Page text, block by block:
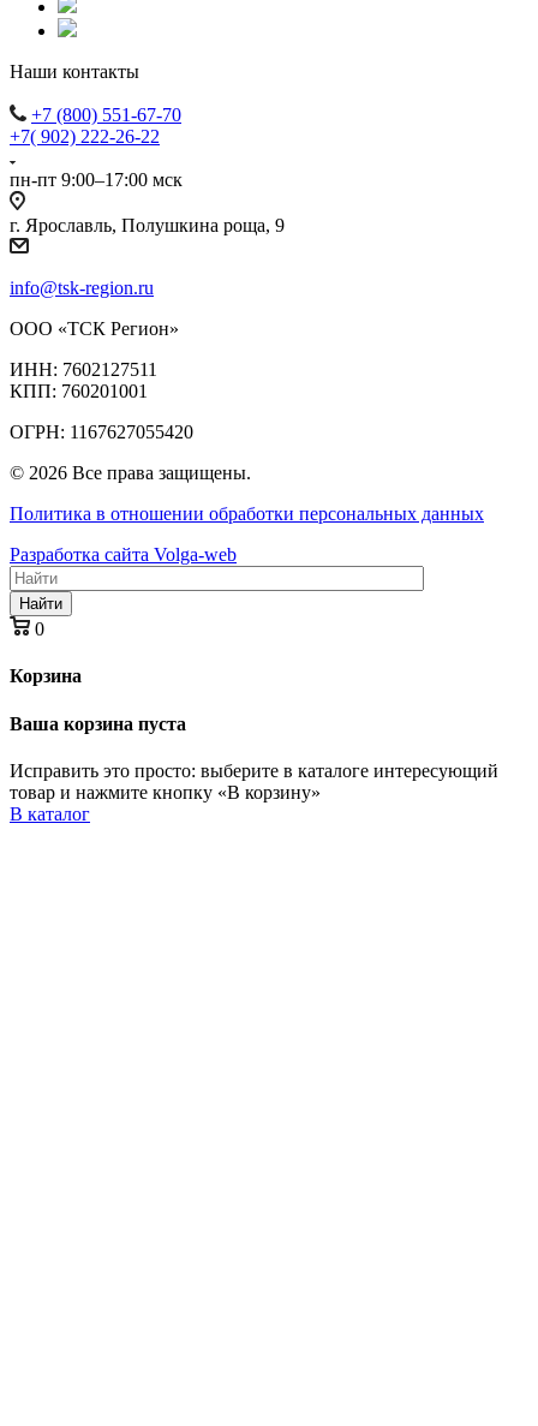
Наши контакты
+7 (800) 551-67-70
+7( 902) 222-26-22
пн-пт 9:00–17:00 мск
г. Ярославль, Полушкина роща, 9
info@tsk-region.ru
ООО «ТСК Регион»
ИНН: 7602127511
КПП: 760201001
ОГРН: 1167627055420
© 2026 Все права защищены.
Политика в отношении обработки персональных данных
Разработка сайта Volga-web
Найти
0
Корзина
Ваша корзина пуста
Исправить это просто: выберите в каталоге интересующий
товар и нажмите кнопку «В корзину»
В каталог